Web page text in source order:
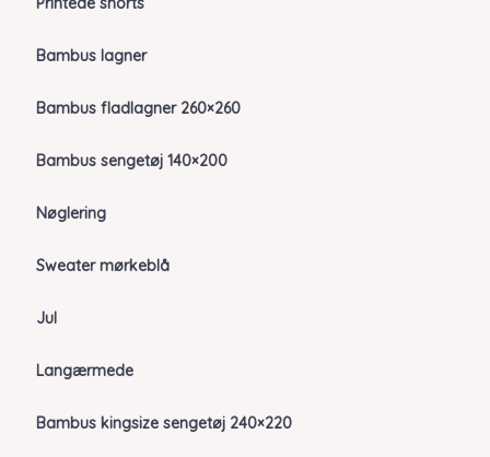
Bambus lagner
Bambus fladlagner 260×260
Bambus sengetøj 140×200
Nøglering
Sweater mørkeblå
Jul
Langærmede
Bambus kingsize sengetøj 240×220